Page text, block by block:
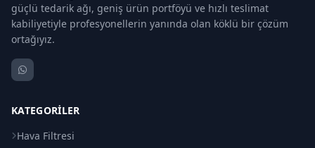
güçlü tedarik ağı, geniş ürün portföyü ve hızlı teslimat
kabiliyetiyle profesyonellerin yanında olan köklü bir çözüm
ortağıyız.
KATEGORILER
Hava Filtresi